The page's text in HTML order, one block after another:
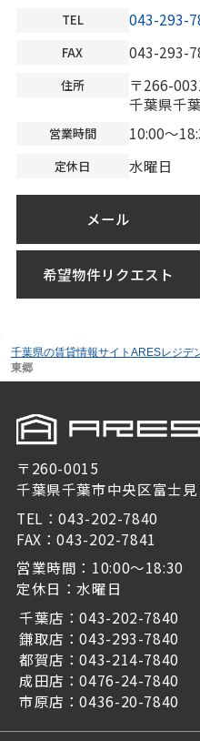
TEL 043-293-
FAX 043-293-
住所
〒266-
千葉県千
営業時間 10:00～
定休日 水曜日
メール
希望物件リクエスト
千葉県の賃貸情報サイトARESレジデ
東郷
〒260-0015
千葉県千葉市中央区富士
TEL：043-202-7840
FAX：043-202-7841
営業時間：10:00～18:30
定休日：水曜日
千葉店：043-202-7840
鎌取店：043-293-7840
都賀店：043-214-7840
成田店：0476-24-7840
市原店：0436-20-7840